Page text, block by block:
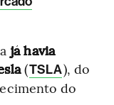
já havia
(TSLA), do
do